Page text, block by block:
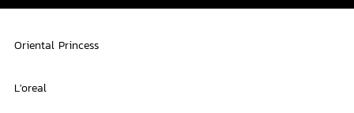
Oriental Princess
L'oreal